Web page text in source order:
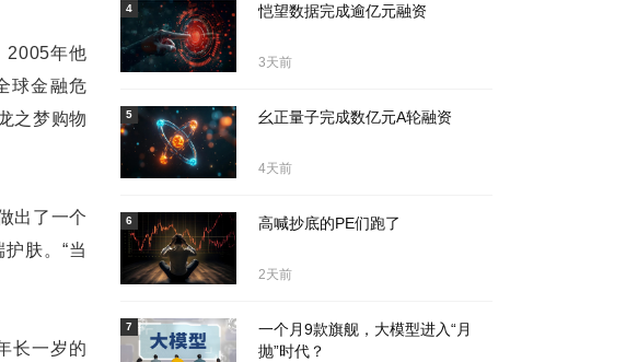
2005年他
球金融危
之梦购物
出了一个
肤。“当
长一岁的
恺望数据完成逾亿元融资
3天前
4
幺正量子完成数亿元A轮融资
4天前
5
高喊抄底的PE们跑了
2天前
6
一个月9款旗舰，大模型进入“月
抛”时代？
7